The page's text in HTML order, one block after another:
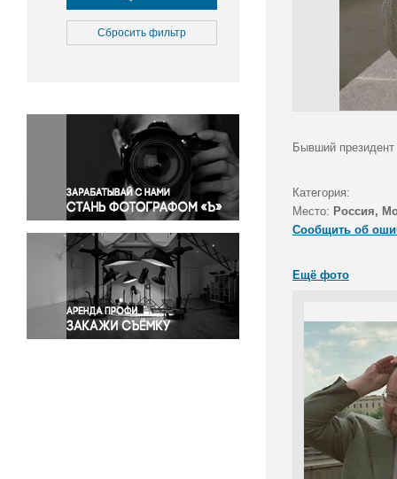
Культура
Медицина
Окружающая среда
Политика
Правосудие
Происшествия и конфликты
Религия
Светская жизнь
Спорт
Экология
Экономика и бизнес
Сбросить фильтр
Бывший
Категория:
Место: Россия,
Сообщить об
Ещё фото